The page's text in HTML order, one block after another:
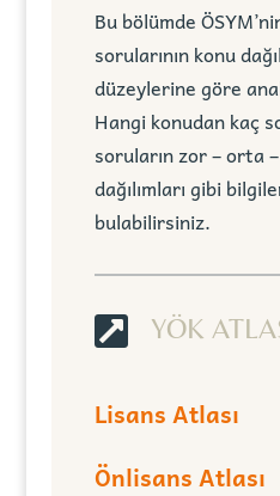
Bu bölümde
sorularının konu
düzeylerine göre
Hangi konudan kaç
soruların zor – orta
dağılımları gibi
bulabilirsiniz.
 YÖK
Lisans Atlası
Önlisans Atlası